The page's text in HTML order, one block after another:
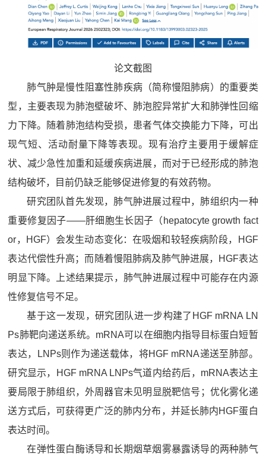
论文截图
肺气肿是慢性阻塞性肺疾病（简称慢阻肺病）的重要类
型，主要表现为肺泡壁破坏、肺泡腔异常扩大和肺弹性回缩
力下降。随着肺泡结构受损，患者气体交换能力下降，可出
现气短、活动耐量下降等表现。现有治疗主要用于缓解症
状、减少急性加重和延缓疾病进展，而对于已经形成的肺泡
结构破坏，目前仍缺乏能够促进修复的有效药物。
研究团队首先发现，肺气肿进展过程中，肺组织内一种
重要修复因子——肝细胞生长因子（hepatocyte growth fact
or，HGF）会发生动态变化：在吸烟和较轻疾病阶段，HGF
表达代偿性升高；而随着慢阻肺病及肺气肿进展，HGF表达
明显下降。上述结果提示，肺气肿进展过程中可能存在内源
性修复信号不足。
基于这一发现，研究团队进一步构建了HGF mRNA LN
Ps肺靶向递送系统。mRNA可以在细胞内指导目标蛋白短暂
表达，LNPs则作为递送载体，将HGF mRNA递送至肺部。
研究显示，HGF mRNA LNPs气道内给药后，mRNA表达主
要局限于肺组织，外周器官未见明显脱靶信号；优化雾化递
送方式后，可获得更广泛的肺内分布，并延长肺内HGF蛋白
表达时间。
在弹性蛋白酶诱导和长期烟草烟雾暴露诱导的两种肺气